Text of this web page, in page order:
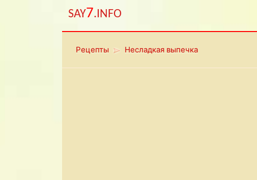
SAY7.INFO
Рецепты Несладкая выпечка